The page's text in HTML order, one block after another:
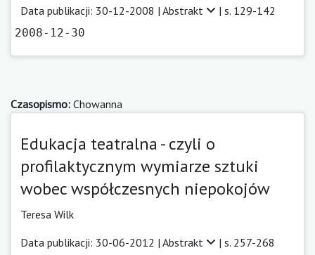
Data publikacji: 30-12-2008 | Abstrakt | s. 129-142
2008-12-30
Czasopismo: Chowanna
Edukacja teatralna - czyli o
profilaktycznym wymiarze sztuki
wobec współczesnych niepokojów
Teresa Wilk
Data publikacji: 30-06-2012 | Abstrakt | s. 257-268